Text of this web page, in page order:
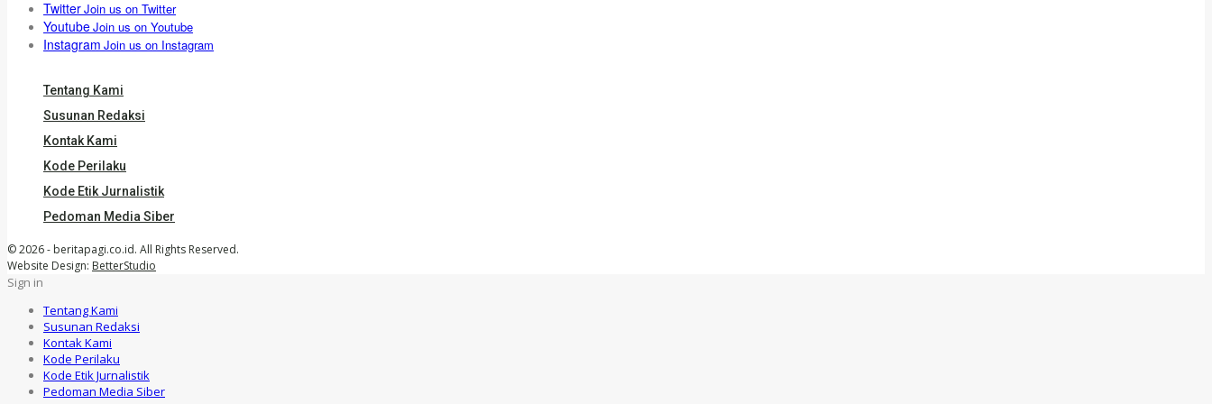
TwitterJoin us on Twitter
YoutubeJoin us on Youtube
Instagram Join us on Instagram
Tentang Kami
Susunan Redaksi
Kontak Kami
Kode Perilaku
Kode Etik Jurnalistik
Pedoman Media Siber
© 2026 - beritapagi.co.id. All Rights Reserved.
Website Design: BetterStudio
Sign in
Tentang Kami
Susunan Redaksi
Kontak Kami
Kode Perilaku
Kode Etik Jurnalistik
Pedoman Media Siber